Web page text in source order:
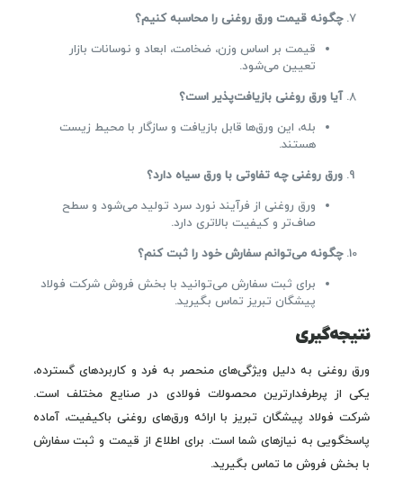
چگونه قیمت ورق روغنی را محاسبه کنیم؟
قیمت بر اساس وزن، ضخامت، ابعاد و نوسانات بازار
تعیین می‌شود.
آیا ورق روغنی بازیافت‌پذیر است؟
بله، این ورق‌ها قابل بازیافت و سازگار با محیط زیست
هستند.
ورق روغنی چه تفاوتی با ورق سیاه دارد؟
ورق روغنی از فرآیند نورد سرد تولید می‌شود و سطح
صاف‌تر و کیفیت بالاتری دارد.
چگونه می‌توانم سفارش خود را ثبت کنم؟
برای ثبت سفارش می‌توانید با بخش فروش شرکت فولاد
پیشگان تبریز تماس بگیرید.
نتیجه‌گیری
ورق روغنی به دلیل ویژگی‌های منحصر به فرد و کاربردهای گسترده،
یکی از پرطرفدارترین محصولات فولادی در صنایع مختلف است.
شرکت فولاد پیشگان تبریز با ارائه ورق‌های روغنی باکیفیت، آماده
پاسخگویی به نیازهای شما است. برای اطلاع از قیمت و ثبت سفارش
با بخش فروش ما تماس بگیرید.